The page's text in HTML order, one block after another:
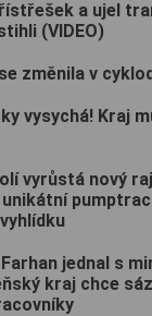
a ujel
(VIDEO)
změnila v
vysychá! Kraj
vyrůstá nový
unikátní
jednal s
kraj chce